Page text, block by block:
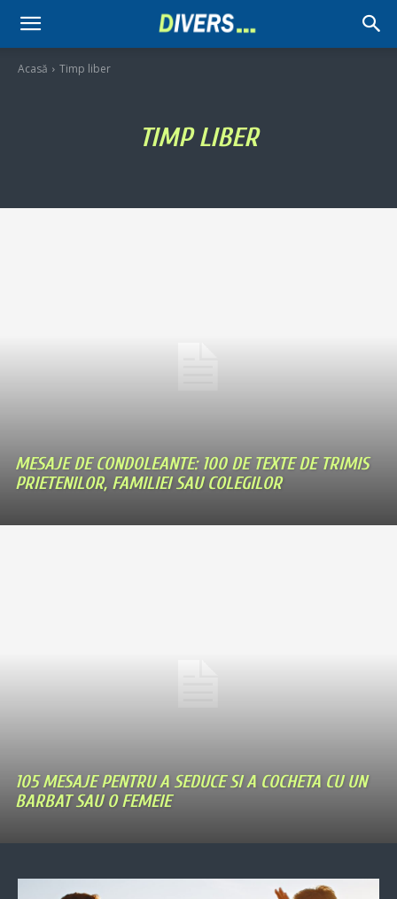
Divers
Acasă Timp liber
TIMP LIBER
MESAJE DE CONDOLEANTE: 100 DE TEXTE DE TRIMIS
PRIETENILOR, FAMILIEI SAU COLEGILOR
105 MESAJE PENTRU A SEDUCE SI A COCHETA CU UN
BARBAT SAU O FEMEIE